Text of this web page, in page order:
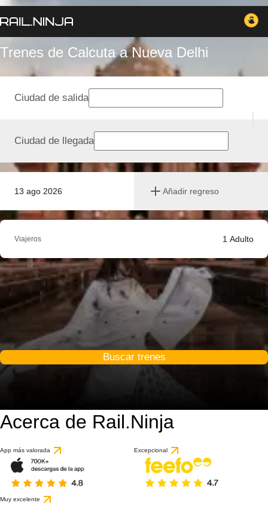
Trenes de Calcuta a Nueva Delhi
13 ago 2026 Añadir regreso
Ciudad de salida
Ciudad de llegada
Viajeros 1 Adulto
Buscar trenes
Acerca de Rail.Ninja
App más valorada Excepcional
Muy excelente